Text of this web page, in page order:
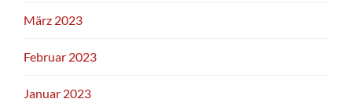
März 2023
Februar 2023
Januar 2023